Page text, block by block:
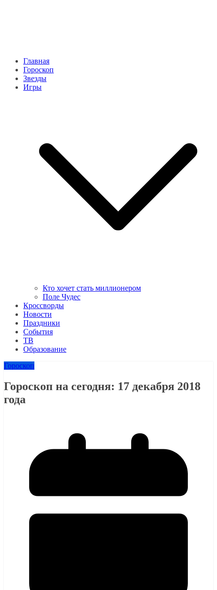
Главная
Гороскоп
Звезды
Игры
Кто хочет стать миллионером
Поле Чудес
Кроссворды
Новости
Праздники
События
ТВ
Образование
Гороскоп
Гороскоп на сегодня: 17 декабря 2018
года